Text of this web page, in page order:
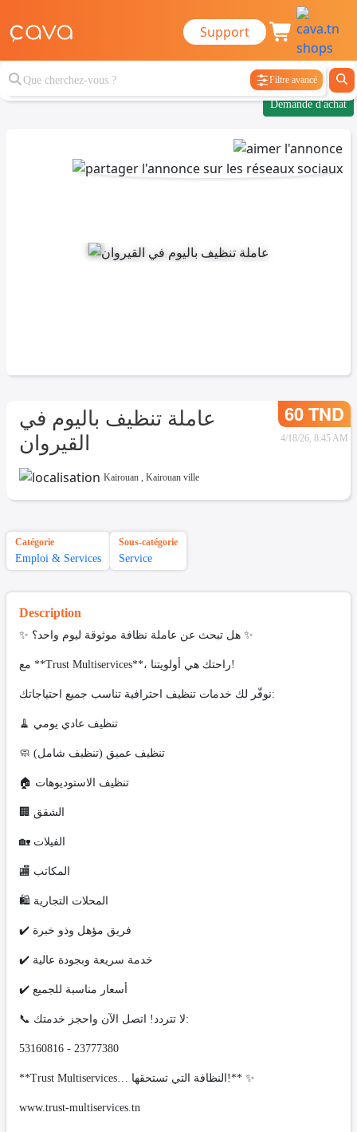
Support
Filtre avancé
Demande d'achat
عاملة تنظيف باليوم في
القيروان
60 TND
4/18/26, 8:45 AM
Kairouan , Kairouan ville
Catégorie
Emploi & Services
Sous-catégorie
Service
Description
✨ هل تبحث عن عاملة نظافة موثوقة ليوم واحد؟ ✨
مع **Trust Multiservices**، راحتك هي أولويتنا!
نوفّر لك خدمات تنظيف احترافية تناسب جميع احتياجاتك:
🧹 تنظيف عادي يومي
🧼 تنظيف عميق (تنظيف شامل)
🏠 تنظيف الاستوديوهات
🏢 الشقق
🏡 الفيلات
🏬 المكاتب
🛍️ المحلات التجارية
✔️ فريق مؤهل وذو خبرة
✔️ خدمة سريعة وبجودة عالية
✔️ أسعار مناسبة للجميع
📞 لا تتردد! اتصل الآن واحجز خدمتك:
53160816 - 23777380
**Trust Multiservices… النظافة التي تستحقها!** ✨
www.trust-multiservices.tn